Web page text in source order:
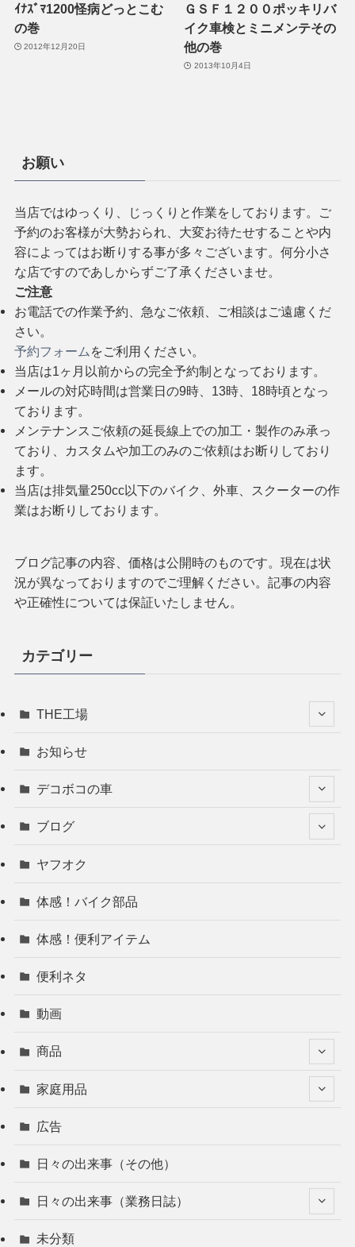
ｲﾅｽﾞﾏ1200怪病どっとこむ
の巻
2012年12月20日
ＧＳＦ１２００ポッキリバ
イク車検とミニメンテその
他の巻
2013年10月4日
お願い
当店ではゆっくり、じっくりと作業をしております。ご
予約のお客様が大勢おられ、大変お待たせすることや内
容によってはお断りする事が多々ございます。何分小さ
な店ですのであしからずご了承くださいませ。
ご注意
お電話での作業予約、急なご依頼、ご相談はご遠慮くだ
さい。
予約フォーム をご利用ください。
当店は1ヶ月以前からの完全予約制となっております。
メールの対応時間は営業日の9時、13時、18時頃となっ
ております。
メンテナンスご依頼の延長線上での加工・製作のみ承っ
ており、カスタムや加工のみのご依頼はお断りしており
ます。
当店は排気量250cc以下のバイク、外車、スクーターの作
業はお断りしております。
ブログ記事の内容、価格は公開時のものです。現在は状
況が異なっておりますのでご理解ください。記事の内容
や正確性については保証いたしません。
カテゴリー
THE工場
お知らせ
デコボコの車
ブログ
ヤフオク
体感！バイク部品
体感！便利アイテム
便利ネタ
動画
商品
家庭用品
広告
日々の出来事（その他）
日々の出来事（業務日誌）
未分類